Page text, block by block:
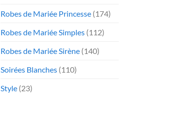
Robes de Mariée Princesse (174)
Robes de Mariée Simples (112)
Robes de Mariée Sirène (140)
Soirées Blanches (110)
Style (23)